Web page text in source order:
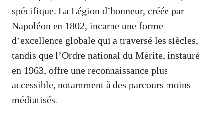
spécifique. La Légion d’honneur, créée par
Napoléon en 1802, incarne une forme
d’excellence globale qui a traversé les siècles,
tandis que l’Ordre national du Mérite, instauré
en 1963, offre une reconnaissance plus
accessible, notamment à des parcours moins
médiatisés.